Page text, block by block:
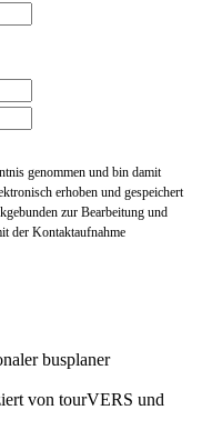
genommen und bin damit
erhoben und gespeichert
zur Bearbeitung und
der Kontaktaufnahme
busplaner
von tourVERS und